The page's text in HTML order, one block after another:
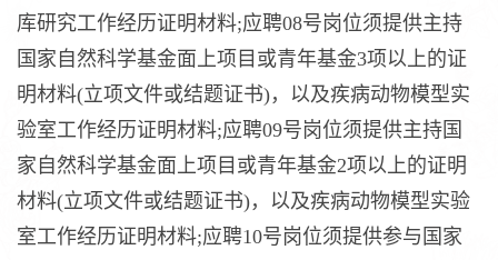
库研究工作经历证明材料;应聘08号岗位须提供主持
国家自然科学基金面上项目或青年基金3项以上的证
明材料(立项文件或结题证书)，以及疾病动物模型实
验室工作经历证明材料;应聘09号岗位须提供主持国
家自然科学基金面上项目或青年基金2项以上的证明
材料(立项文件或结题证书)，以及疾病动物模型实验
室工作经历证明材料;应聘10号岗位须提供参与国家